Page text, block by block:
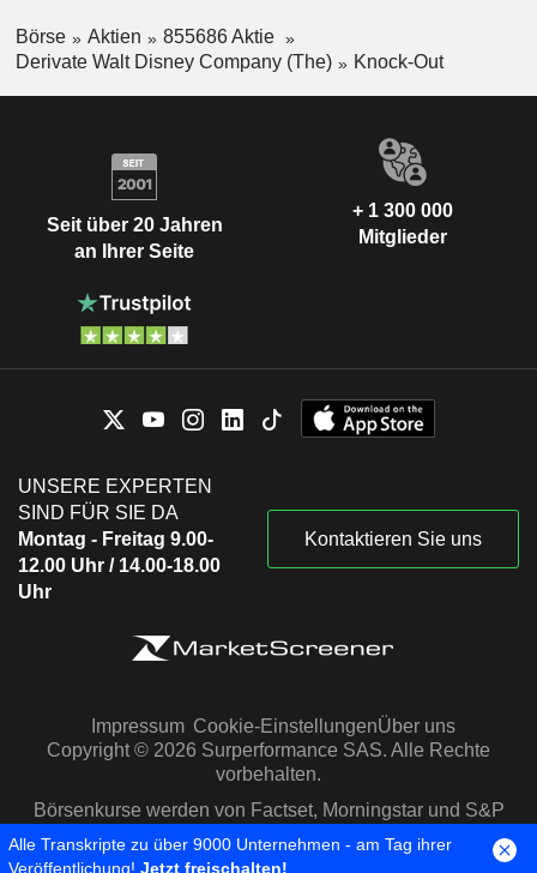
Börse Aktien
855686 Aktie
Derivate Walt Disney Company (The)
Knock-Out
Seit über 20 Jahren
an Ihrer Seite
+ 1 300 000
Mitglieder
UNSERE EXPERTEN
SIND FÜR SIE DA
Montag - Freitag 9.00-
12.00 Uhr / 14.00-18.00
Uhr
Kontaktieren Sie uns
Impressum Cookie-EinstellungenÜber uns
Copyright © 2026 Surperformance SAS. Alle Rechte
vorbehalten.
Börsenkurse werden von Factset, Morningstar und S&P
Capital IQ zur Verfügung gestellt
Alle Transkripte zu über 9000 Unternehmen - am Tag ihrer
Veröffentlichung! Jetzt freischalten!